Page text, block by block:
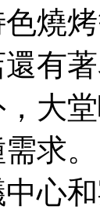
燒烤
著
大
求。
和